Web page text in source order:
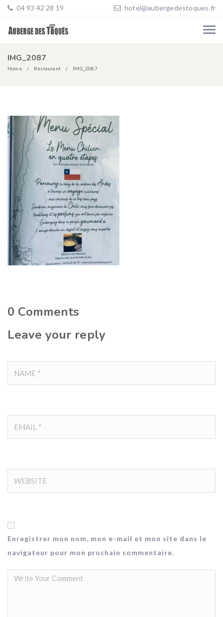
04 93 42 28 19 hotel@aubergedestoques.fr
IMG_2087
Home Restaurant IMG_2087
0 Comments
Leave your reply
Enregistrer mon nom, mon e-mail et mon site dans le
navigateur pour mon prochain commentaire.